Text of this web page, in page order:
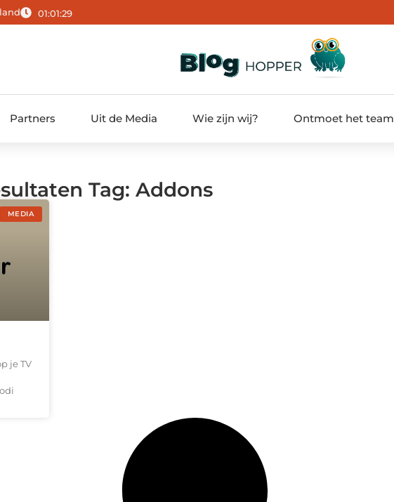
01:01:30
Partners Uit de Media Wie zijn wij? Ontmoet het team
Tag: Addons
MEDIA
je TV